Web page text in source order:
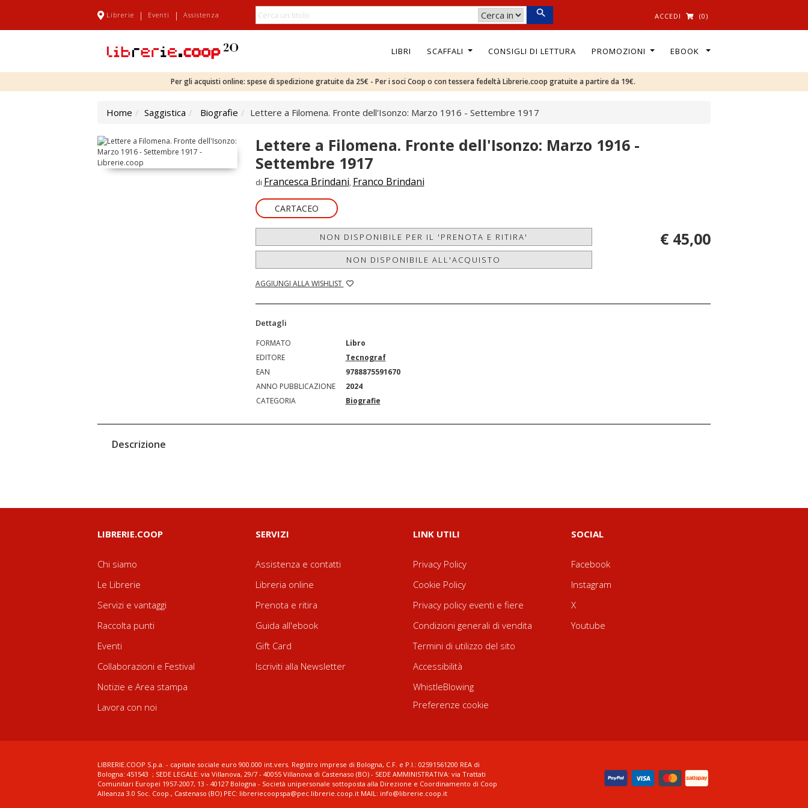
Librerie | Eventi | Assistenza ACCEDI (0)
LIBRI SCAFFALI CONSIGLI DI LETTURA PROMOZIONI EBOOK
Per gli acquisti online: spese di spedizione gratuite da 25€ - Per i soci Coop o con tessera fedeltà Librerie.coop gratuite a partire da 19€.
Home Saggistica Biografie Lettere a Filomena. Fronte dell'Isonzo: Marzo 1916 - Settembre 1917
Lettere a Filomena. Fronte dell'Isonzo: Marzo 1916 -
Settembre 1917
di Francesca Brindani, Franco Brindani
CARTACEO
NON DISPONIBILE PER IL 'PRENOTA E RITIRA'
NON DISPONIBILE ALL'ACQUISTO
AGGIUNGI ALLA WISHLIST
€ 45,00
Dettagli
FORMATO
Libro
EDITORE
Tecnograf
EAN
9788875591670
ANNO PUBBLICAZIONE
2024
CATEGORIA
Biografie
Descrizione
LIBRERIE.COOP
Chi siamo
Le Librerie
Servizi e vantaggi
Raccolta punti
Eventi
Collaborazioni e Festival
Notizie e Area stampa
Lavora con noi
SERVIZI
Assistenza e contatti
Libreria online
Prenota e ritira
Guida all'ebook
Gift Card
Iscriviti alla Newsletter
LINK UTILI
Privacy Policy
Cookie Policy
Privacy policy eventi e fiere
Condizioni generali di vendita
Termini di utilizzo del sito
Accessibilità
WhistleBlowing
Preferenze cookie
SOCIAL
Facebook
Instagram
X
Youtube
LIBRERIE.COOP S.p.a. - capitale sociale euro 900.000 int.vers. Registro imprese di Bologna, C.F. e P.I.: 02591561200 REA di
Bologna: 451543 ; SEDE LEGALE: via Villanova, 29/7 - 40055 Villanova di Castenaso (BO) - SEDE AMMINISTRATIVA: via Trattati
Comunitari Europei 1957-2007, 13 - 40127 Bologna - Società unipersonale sottoposta alla Direzione e Coordinamento di Coop
Alleanza 3.0 Soc. Coop., Castenaso (BO) PEC: libreriecoopspa@pec.librerie.coop.it MAIL: info@librerie.coop.it